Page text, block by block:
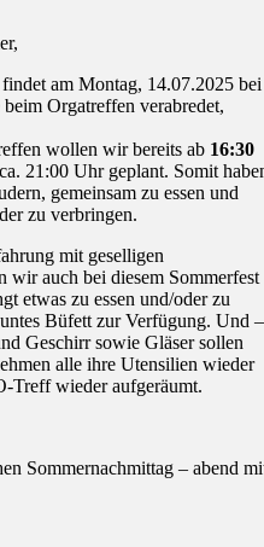
am Montag, 14.07.2025 bei
Orgatreffen verabredet,
wollen wir bereits ab 16:30
21:00 Uhr geplant. Somit
gemeinsam zu essen und
zu verbringen.
mit geselligen
wir auch bei diesem Sommerfest
etwas zu essen und/oder zu
Büfett zur Verfügung. Und –
Geschirr sowie Gläser sollen
alle ihre Utensilien wieder
Treff wieder aufgeräumt.
Sommernachmittag – abend